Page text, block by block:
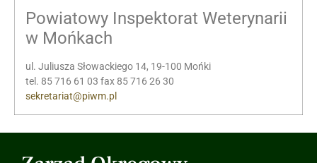
Powiatowy Inspektorat Weterynarii
w Mońkach
ul. Juliusza Słowackiego 14, 19-100 Mońki
tel. 85 716 61 03 fax 85 716 26 30
sekretariat@piwm.pl